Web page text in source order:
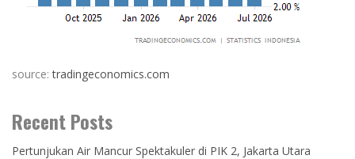
source:tradingeconomics.com
Recent Posts
Pertunjukan Air Mancur Spektakuler di PIK 2, Jakarta Utara